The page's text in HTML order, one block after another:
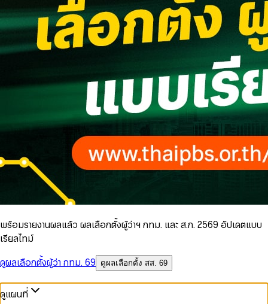
พร้อมรายงานผลแล้ว ผลเลือกตั้งผู้ว่าฯ กทม. และ ส.ก. 2569 อัปเดตแบบ
เรียลไทม์
ดูผลเลือกตั้งผู้ว่า กทม. 69
ดูผลเลือกตั้ง สส. 69
ดูแผนที่